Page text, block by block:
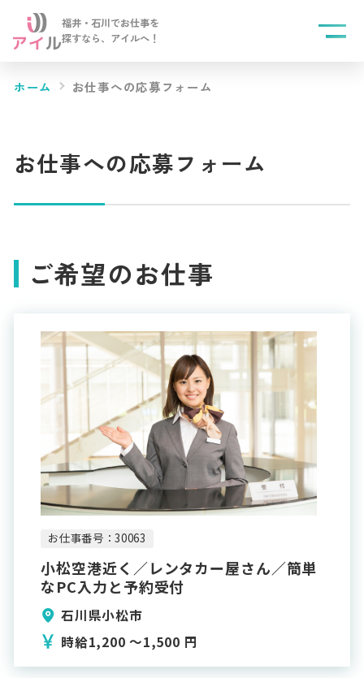
福井・石川でお仕事を
探すなら、 アイルへ！
ホーム お仕事への応募フォーム
お仕事への応募フォーム
ご希望のお仕事
お仕事番号：30063
小松空港近く／レンタカー屋さん／簡単
なPC入力と予約受付
石川県小松市
時給1,200 〜1,500 円